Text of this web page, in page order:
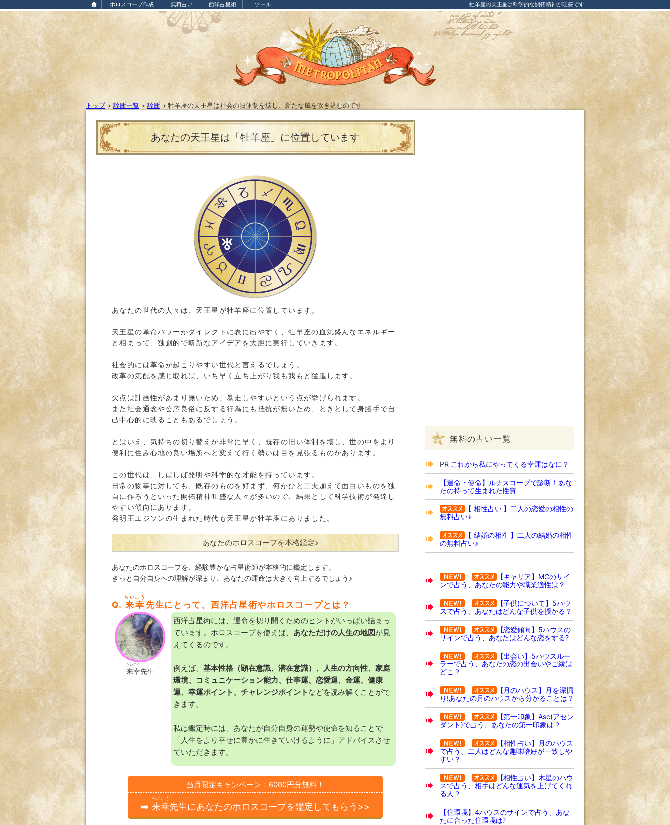
ホロスコープ作成 無料占い 西洋占星術 ツール 牡羊座の天王星は科学的な開拓精神が旺盛です
トップ> 診断一覧 > 診断 > 牡羊座の天王星は社会の旧体制を壊し、新たな風を吹き込むのです
あなたの天王星は「牡羊座」に位置しています
あなたの世代の人々は、天王星が牡羊座に位置しています。
天王星の革命パワーがダイレクトに表に出やすく、牡羊座の血気盛んなエネルギー
と相まって、独創的で斬新なアイデアを大胆に実行していきます。
社会的には革命が起こりやすい世代と言えるでしょう。
改革の気配を感じ取れば、いち早く立ち上がり我も我もと猛進します。
欠点は計画性があまり無いため、暴走しやすいという点が挙げられます。
また社会通念や公序良俗に反する行為にも抵抗が無いため、ときとして身勝手で自
己中心的に映ることもあるでしょう。
とはいえ、気持ちの切り替えが非常に早く、既存の旧い体制を壊し、世の中をより
便利に住み心地の良い場所へと変えて行く勢いは目を見張るものがあります。
この世代は、しばしば発明や科学的な才能を持っています。
日常の物事に対しても、既存のものを好まず、何かひと工夫加えて面白いものを独
自に作ろうといった開拓精神旺盛な人々が多いので、結果として科学技術が発達し
やすい傾向にあります。
発明王エジソンの生まれた時代も天王星が牡羊座にありました。
あなたのホロスコープを本格鑑定♪
あなたのホロスコープを、経験豊かな占星術師が本格的に鑑定します。
きっと自分自身への理解が深まり、あなたの運命は大きく向上するでしょう♪
Q. 来幸
らいこう
先生にとって、西洋占星術やホロスコープとは？
来幸
らいこう
先生
西洋占星術には、運命を切り開くためのヒントがいっぱい詰まっ
ています。ホロスコープを使えば、 あなただけの人生の地図が見
えてくるのです。
例えば、基本性格（顕在意識、潜在意識）、人生の方向性、家庭
環境、コミュニケーション能力、仕事運、恋愛運、金運、健康
運、幸運ポイント、チャレンジポイント などを読み解くことがで
きます。
私は鑑定時には、あなたが自分自身の運勢や使命を知ることで
「人生をより幸せに豊かに生きていけるように」アドバイスさせ
ていただきます。
当月限定キャンペーン：6000円分無料！
➡️ 来幸
らいこう
先生にあなたのホロスコープを鑑定してもらう>>
無料の占い一覧
PR これから私にやってくる幸運はなに？
【運命・使命】ルナスコープで診断！あな
たの持って生まれた性質
【 相性占い 】二人の恋愛の相性の
無料占い♪
【 結婚の相性 】二人の結婚の相性
の無料占い♪
【キャリア】MCのサイ
ンで占う、あなたの能力や職業適性は？
【子供について】5ハウ
スで占う、あなたはどんな子供を授かる？
【恋愛傾向】5ハウスの
サインで占う、あなたはどんな恋をする?
【出会い】5ハウスルー
ラーで占う、あなたの恋の出会いやご縁は
どこ？
【月のハウス】月を深掘
り!あなたの月のハウスから分かることは？
【第一印象】Asc(アセン
ダント)で占う、あなたの第一印象は？
【相性占い】月のハウス
で占う、二人はどんな趣味嗜好が一致しや
すい？
【相性占い】木星のハウ
スで占う、相手はどんな運気を上げてくれ
る人？
【住環境】4ハウスのサインで占う、あな
たに合った住環境は?